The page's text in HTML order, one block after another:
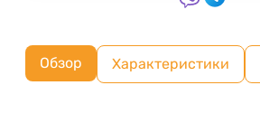
Обзор Характеристики